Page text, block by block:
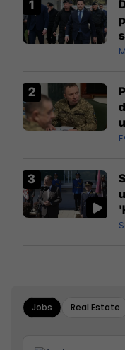
Jobs Real Estate